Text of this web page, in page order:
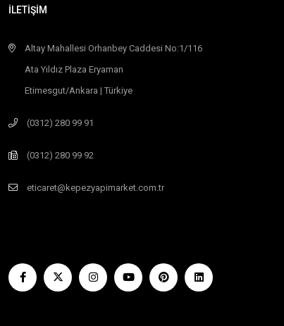
İLETİŞİM
Altay Mahallesi Orhanbey Caddesi No:1/116
Ata Yıldız Plaza Eryaman
Etimesgut/Ankara | Türkiye
(0312) 280 99 91
(0312) 280 99 92
eticaret@kepezyapimarket.com.tr